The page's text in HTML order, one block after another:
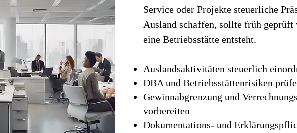
Service oder Projekte steuerliche
Ausland schaffen, sollte früh geprüft
eine Betriebsstätte entsteht.
Auslandsaktivitäten steuerlich
DBA und Betriebsstättenrisiken
Gewinnabgrenzung und
vorbereiten
Dokumentations- und